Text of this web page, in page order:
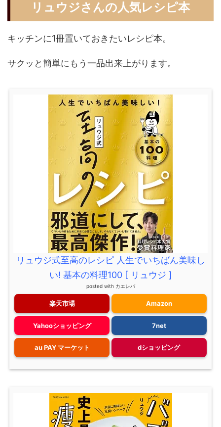
リュウジさんの人気レシピ本
キッチンに1冊置いておきたいレシピ本。
サクッと簡単にもう一品出来上がります。
リュウジ式至高のレシピ 人生でいちばん美味し
い! 基本の料理100 [ リュウジ ]
posted with カエレバ
楽天市場 Amazon
Yahooショッピング 7net
au PAY マーケット dショッピング